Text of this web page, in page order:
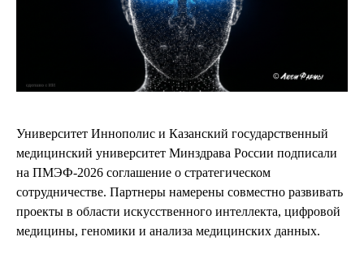
Университет Иннополис и Казанский государственный
медицинский университет Минздрава России подписали
на ПМЭФ-2026 соглашение о стратегическом
сотрудничестве. Партнеры намерены совместно развивать
проекты в области искусственного интеллекта, цифровой
медицины, геномики и анализа медицинских данных.